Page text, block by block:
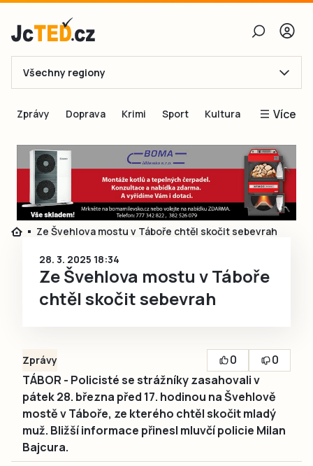
E-mail
Obnovit heslo
Přihlásit se
Přihlásit se přes Facebook
Ještě nemám účet, chci se
Všechny regiony
Zprávy Doprava Krimi Sport Kultura Více
Blogy
Inspirace
Čtenáři píší
Speciální přílohy
Inzerce
Ze Švehlova mostu v Táboře chtěl skočit sebevrah
28. 3. 2025 18:34
Ze Švehlova mostu v Táboře
chtěl skočit sebevrah
Zprávy 0
0
TÁBOR - Policisté se strážníky zasahovali v
pátek 28. března před 17. hodinou na Švehlově
mostě v Táboře, ze kterého chtěl skočit mladý
muž. Bližší informace přinesl mluvčí policie Milan
Bajcura.